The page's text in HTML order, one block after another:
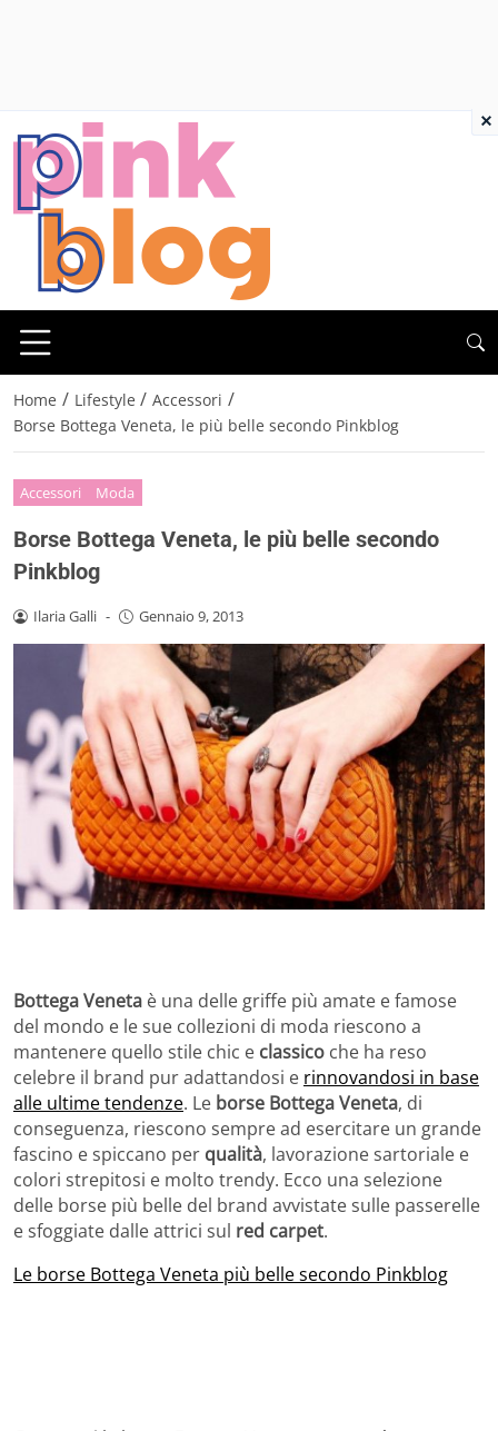
Home / Lifestyle / Accessori /
Borse Bottega Veneta, le più belle secondo Pinkblog
Accessori Moda
Borse Bottega Veneta, le più belle secondo
Pinkblog
Ilaria Galli - Gennaio 9, 2013
Bottega Veneta è una delle griffe più amate e famose
del mondo e le sue collezioni di moda riescono a
mantenere quello stile chic e classico che ha reso
celebre il brand pur adattandosi e rinnovandosi in base
alle ultime tendenze. Le borse Bottega Veneta, di
conseguenza, riescono sempre ad esercitare un grande
fascino e spiccano per qualità, lavorazione sartoriale e
colori strepitosi e molto trendy. Ecco una selezione
delle borse più belle del brand avvistate sulle passerelle
e sfoggiate dalle attrici sul red carpet.
Le borse Bottega Veneta più belle secondo Pinkblog
×